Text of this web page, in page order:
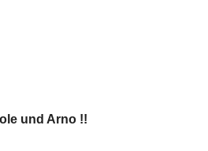
und Arno !!